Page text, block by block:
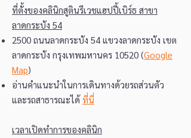
ที่ตั้งของคลินิกสูตินรีเวชแฮปปี้เบิร์ธ สาขา
ลาดกระบัง 54
2500 ถนนลาดกระบัง 54 แขวงลาดกระบัง เขต
ลาดกระบัง กรุงเทพมหานคร 10520 (Google
Map)
อ่านคำแนะนำในการเดินทางด้วยรถส่วนตัว
และรถสาธารณะได้ที่นี่
เวลาเปิดทำการของคลินิก